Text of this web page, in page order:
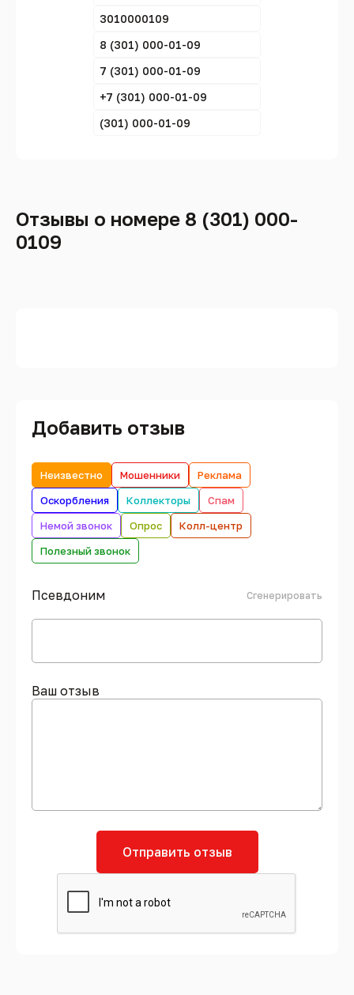
3010000109
8 (301) 000-01-09
7 (301) 000-01-09
+7 (301) 000-01-09
(301) 000-01-09
Отзывы о номере 8 (301) 000-
0109
Добавить отзыв
Неизвестно Мошенники
Реклама
Оскорбления
Коллекторы
Спам
Немой звонок
Опрос
Колл-центр
Полезный звонок
Псевдоним Сгенерировать
Ваш отзыв
Отправить отзыв